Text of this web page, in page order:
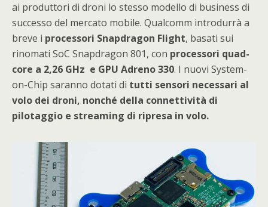
ai produttori di droni lo stesso modello di business di
successo del mercato mobile. Qualcomm introdurrà a
breve i processori Snapdragon Flight, basati sui
rinomati SoC Snapdragon 801, con processori quad-
core a 2,26 GHz e GPU Adreno 330. I nuovi System-
on-Chip saranno dotati di tutti sensori necessari al
volo dei droni, nonché della connettività di
pilotaggio e streaming di ripresa in volo.